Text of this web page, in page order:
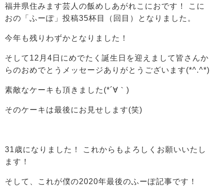
福井県住みます芸人の飯めしあがれこにおです！ こに
おの「ふーぽ」投稿35杯目（回目）となりました。
今年も残りわずかとなりました！
そして12月4日にめでたく誕生日を迎えまして皆さんか
らのおめでとうメッセージありがとうございます(*^.^*)
素敵なケーキも頂きました(*´∀｀)
そのケーキは最後にお見せします(笑)
31歳になりました！ これからもよろしくお願いいたし
ます！
そして、これが僕の2020年最後のふーぽ記事です！